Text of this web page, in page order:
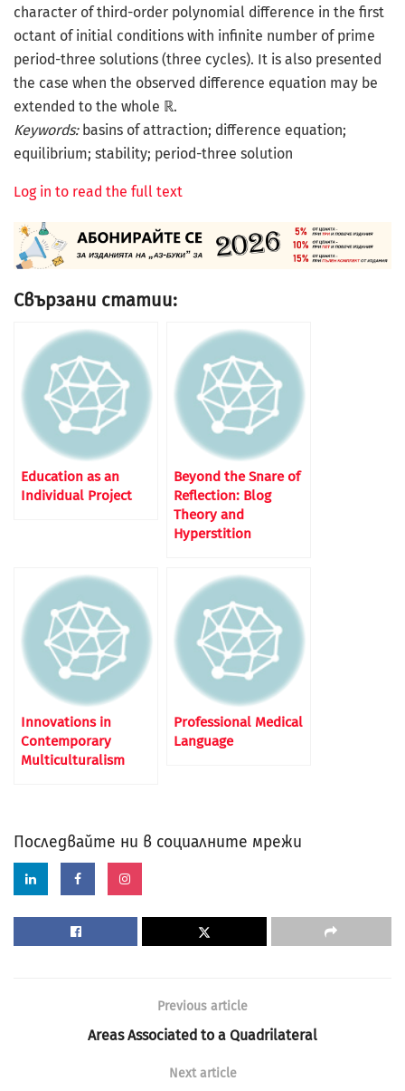
character of third-order polynomial difference in the first
octant of initial conditions with infinite number of prime
period-three solutions (three cycles). It is also presented
the case when the observed difference equation may be
extended to the whole ℝ.
Keywords:basins of attraction; difference equation;
equilibrium; stability; period-three solution
Log in to read the full text
Свързани статии:
Education as an
Individual Project
Beyond the Snare of
Reflection: Blog
Theory and
Hyperstition
Innovations in
Contemporary
Multiculturalism
Professional Medical
Language
Последвайте ни в социалните мрежи
Previous article
Areas Associated to a Quadrilateral
Next article